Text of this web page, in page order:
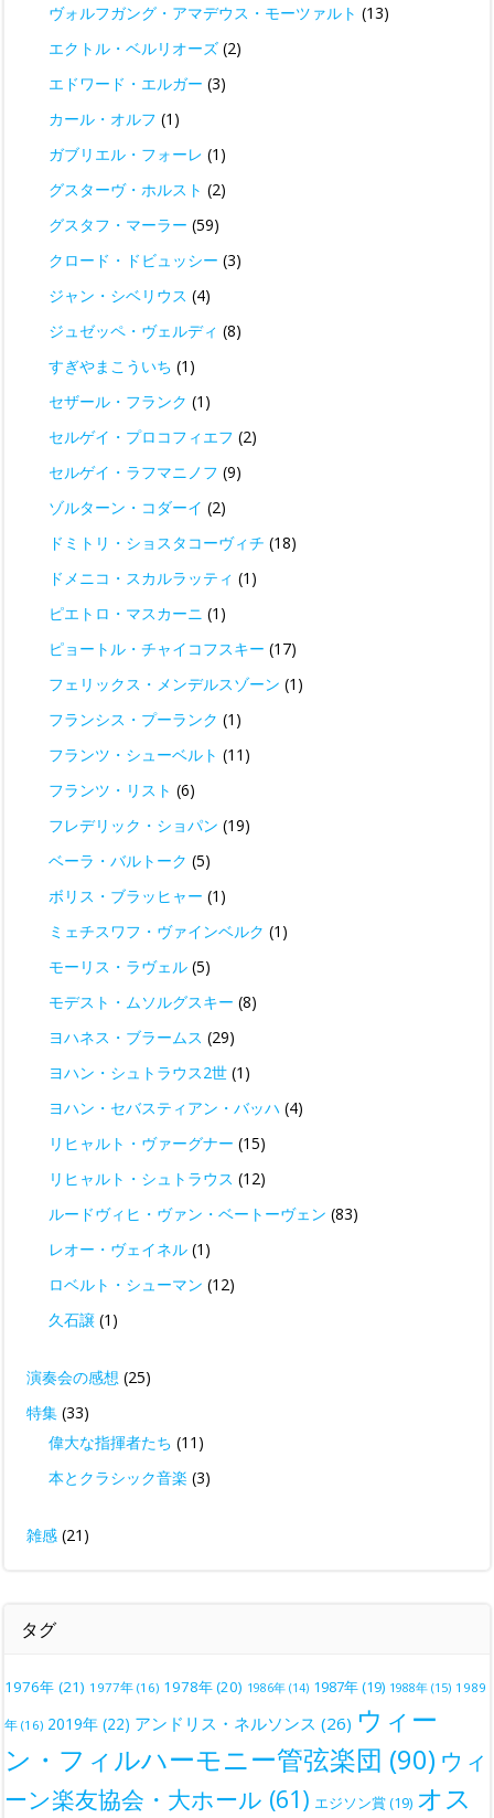
ヴォルフガング・アマデウス・モーツァルト (13)
エクトル・ベルリオーズ (2)
エドワード・エルガー (3)
カール・オルフ (1)
ガブリエル・フォーレ (1)
グスターヴ・ホルスト (2)
グスタフ・マーラー (59)
クロード・ドビュッシー (3)
ジャン・シベリウス (4)
ジュゼッペ・ヴェルディ (8)
すぎやまこういち (1)
セザール・フランク (1)
セルゲイ・プロコフィエフ (2)
セルゲイ・ラフマニノフ (9)
ゾルターン・コダーイ (2)
ドミトリ・ショスタコーヴィチ (18)
ドメニコ・スカルラッティ (1)
ピエトロ・マスカーニ (1)
ピョートル・チャイコフスキー (17)
フェリックス・メンデルスゾーン (1)
フランシス・プーランク (1)
フランツ・シューベルト (11)
フランツ・リスト (6)
フレデリック・ショパン (19)
ベーラ・バルトーク (5)
ボリス・ブラッヒャー (1)
ミェチスワフ・ヴァインベルク (1)
モーリス・ラヴェル (5)
モデスト・ムソルグスキー (8)
ヨハネス・ブラームス (29)
ヨハン・シュトラウス2世 (1)
ヨハン・セバスティアン・バッハ (4)
リヒャルト・ヴァーグナー (15)
リヒャルト・シュトラウス (12)
ルードヴィヒ・ヴァン・ベートーヴェン (83)
レオー・ヴェイネル (1)
ロベルト・シューマン (12)
久石譲 (1)
演奏会の感想 (25)
特集 (33)
偉大な指揮者たち (11)
本とクラシック音楽 (3)
雑感 (21)
タグ
1976年 (21) 1977年 (16) 1978年(20) 1986年 (14) 1987年(19) 1988年 (15) 1989
年 (16) 2019年 (22) アンドリス・ネルソンス (26) ウィー
ン・フィルハーモニー管弦楽団 (90) ウィ
ーン楽友協会・大ホール (61) エジソン賞(19) オス